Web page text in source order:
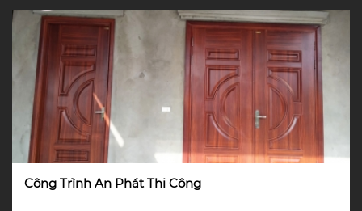
Công Trình An Phát Thi Công